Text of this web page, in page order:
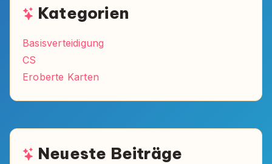
Kategorien
Basisverteidigung
CS
Eroberte Karten
Neueste Beiträge